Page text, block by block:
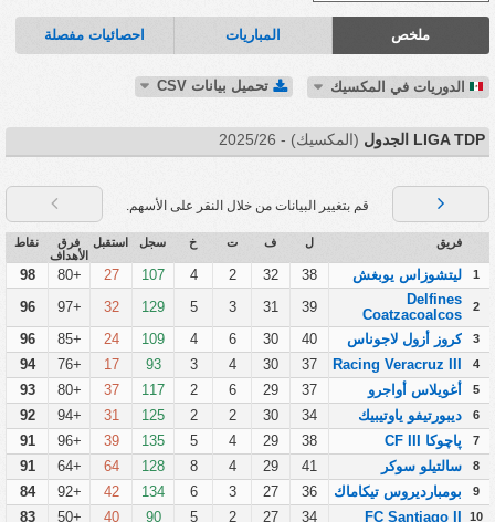
احصائيات مفصلة المباريات ملخص
الدوريات في المكسيك تحميل بيانات CSV
LIGA TDP الجدول (المكسيك) - 2025/26
قم بتغيير البيانات من خلال النقر على الأسهم.
فريق ل ف ت خ سجل استقبل
فرق
الأهداف
نقاط
1 ليتشوزاس يوبغش 38
32
2
4
107
27
+80
98
2
Delfines
Coatzacoalcos
39
31
3
5
129
32
+97
96
3 كروز أزول لاجوناس 40
30
6
4
109
24
+85
96
4
Racing Veracruz III
37
30
4
3
93
17
+76
94
5 أغويلاس أواجرو 37
29
6
2
117
37
+80
93
6 ديبورتيفو ياوتيبيك 34
30
2
2
125
31
+94
92
7 پاچوكا CF III 38
29
4
5
135
39
+96
91
8 سالتيلو سوكر 41
29
4
8
128
64
+64
91
9 بومبارديروس تيكاماك 36
27
3
6
134
42
+92
84
10
FC Santiago II
34
27
2
5
90
40
+50
83